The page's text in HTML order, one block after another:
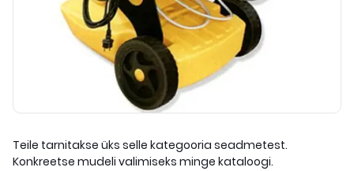
Teile tarnitakse üks selle kategooria seadmetest.
Konkreetse mudeli valimiseks minge kataloogi.